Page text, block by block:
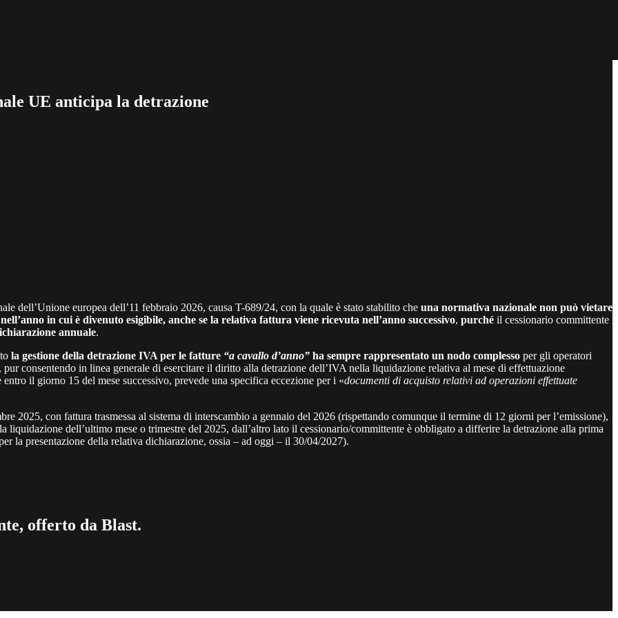
UE anticipa la detrazione
dell’Unione europea dell’11 febbraio 2026, causa T-689/24, con la quale è stato stabilito che una normativa nazionale non può vietare
in cui è divenuto esigibile, anche se la relativa fattura viene ricevuta nell’anno successivo, purché il cessionario committente
annuale.
la gestione della detrazione IVA per le fatture “a cavallo d’anno” ha sempre rappresentato un nodo complesso per gli operatori
consentendo in linea generale di esercitare il diritto alla detrazione dell’IVA nella liquidazione relativa al mese di effettuazione
il giorno 15 del mese successivo, prevede una specifica eccezione per i «documenti di acquisto relativi ad operazioni effettuate
2025, con fattura trasmessa al sistema di interscambio a gennaio del 2026 (rispettando comunque il termine di 12 giorni per l’emissione),
liquidazione dell’ultimo mese o trimestre del 2025, dall’altro lato il cessionario/committente è obbligato a differire la detrazione alla prima
la presentazione della relativa dichiarazione, ossia – ad oggi – il 30/04/2027).
offerto da Blast.